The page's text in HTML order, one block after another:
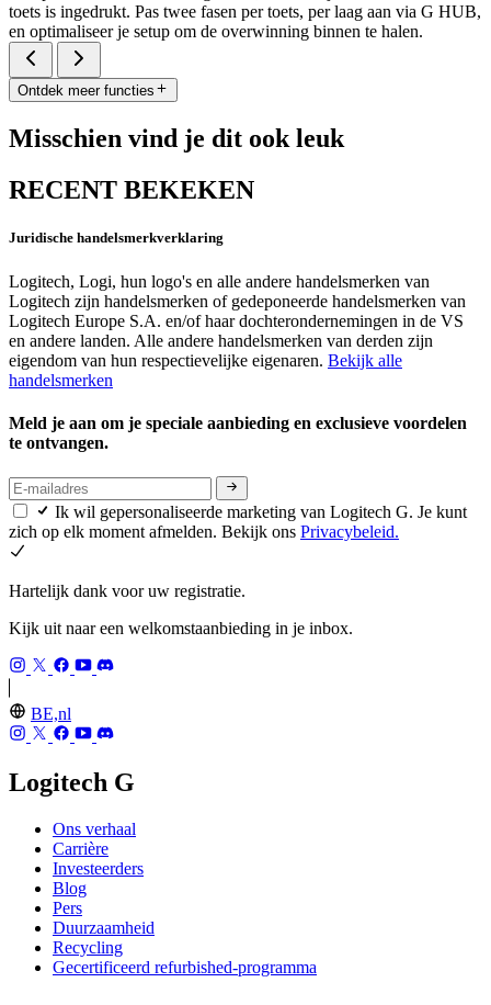
toets is ingedrukt. Pas twee fasen per toets, per laag aan via G HUB,
en optimaliseer je setup om de overwinning binnen te halen.
Ontdek meer functies
Misschien vind je dit ook leuk
RECENT BEKEKEN
Juridische handelsmerkverklaring
Logitech, Logi, hun logo's en alle andere handelsmerken van
Logitech zijn handelsmerken of gedeponeerde handelsmerken van
Logitech Europe S.A. en/of haar dochterondernemingen in de VS
en andere landen. Alle andere handelsmerken van derden zijn
eigendom van hun respectievelijke eigenaren. Bekijk alle
handelsmerken
Meld je aan om je speciale aanbieding en exclusieve voordelen
te ontvangen.
Ik wil gepersonaliseerde marketing van Logitech G. Je kunt
zich op elk moment afmelden. Bekijk ons Privacybeleid.
Hartelijk dank voor uw registratie.
Kijk uit naar een welkomstaanbieding in je inbox.
BE,nl
Logitech G
Ons verhaal
Carrière
Investeerders
Blog
Pers
Duurzaamheid
Recycling
Gecertificeerd refurbished-programma